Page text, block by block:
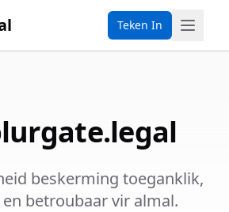
Teken In
beskerming toeganklik,
betroubaar vir almal.